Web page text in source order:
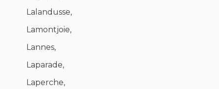
Lalandusse,
Lamontjoie,
Lannes,
Laparade,
Laperche,